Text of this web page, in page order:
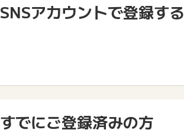
SNSアカウントで登録する
すでにご登録済みの方